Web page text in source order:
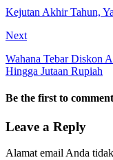
Kejutan Akhir Tahun,
Next
Wahana Tebar Diskon
Hingga Jutaan Rupiah
Be the first to comment
Leave a Reply
Alamat email Anda